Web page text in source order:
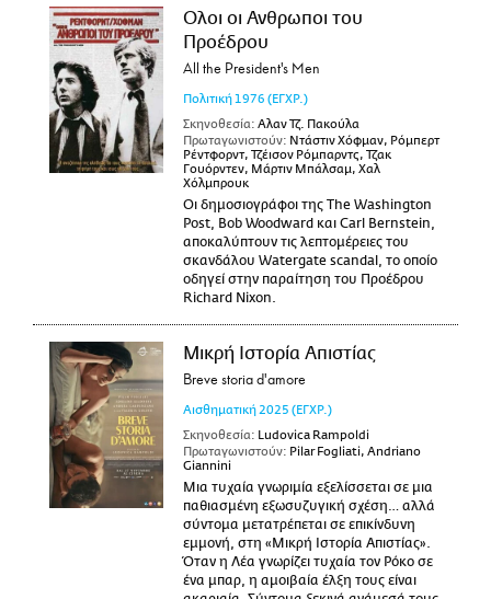
Ολοι οι Ανθρωποι του
Προέδρου
All the President's Men
Πολιτική1976 (ΕΓΧΡ.)
Σκηνοθεσία: Αλαν Τζ. Πακούλα
Πρωταγωνιστούν: Ντάστιν Χόφμαν, Ρόμπερτ
Ρέντφορντ, Τζέισον Ρόμπαρντς, Τζακ
Γουόρντεν, Μάρτιν Μπάλσαμ, Χαλ
Χόλμπρουκ
Οι δημοσιογράφοι της The Washington
Post, Bob Woodward και Carl Bernstein,
αποκαλύπτουν τις λεπτομέρειες του
σκανδάλου Watergate scandal, το οποίο
οδηγεί στην παραίτηση του Προέδρου
Richard Nixon.
Μικρή Ιστορία Απιστίας
Breve storia d'amore
Αισθηματική 2025 (ΕΓΧΡ.)
Σκηνοθεσία: Ludovica Rampoldi
Πρωταγωνιστούν: Pilar Fogliati, Andriano
Giannini
Μια τυχαία γνωριμία εξελίσσεται σε μια
παθιασμένη εξωσυζυγική σχέση… αλλά
σύντομα μετατρέπεται σε επικίνδυνη
εμμονή, στη «Μικρή Ιστορία Απιστίας».
Όταν η Λέα γνωρίζει τυχαία τον Ρόκο σε
ένα μπαρ, η αμοιβαία έλξη τους είναι